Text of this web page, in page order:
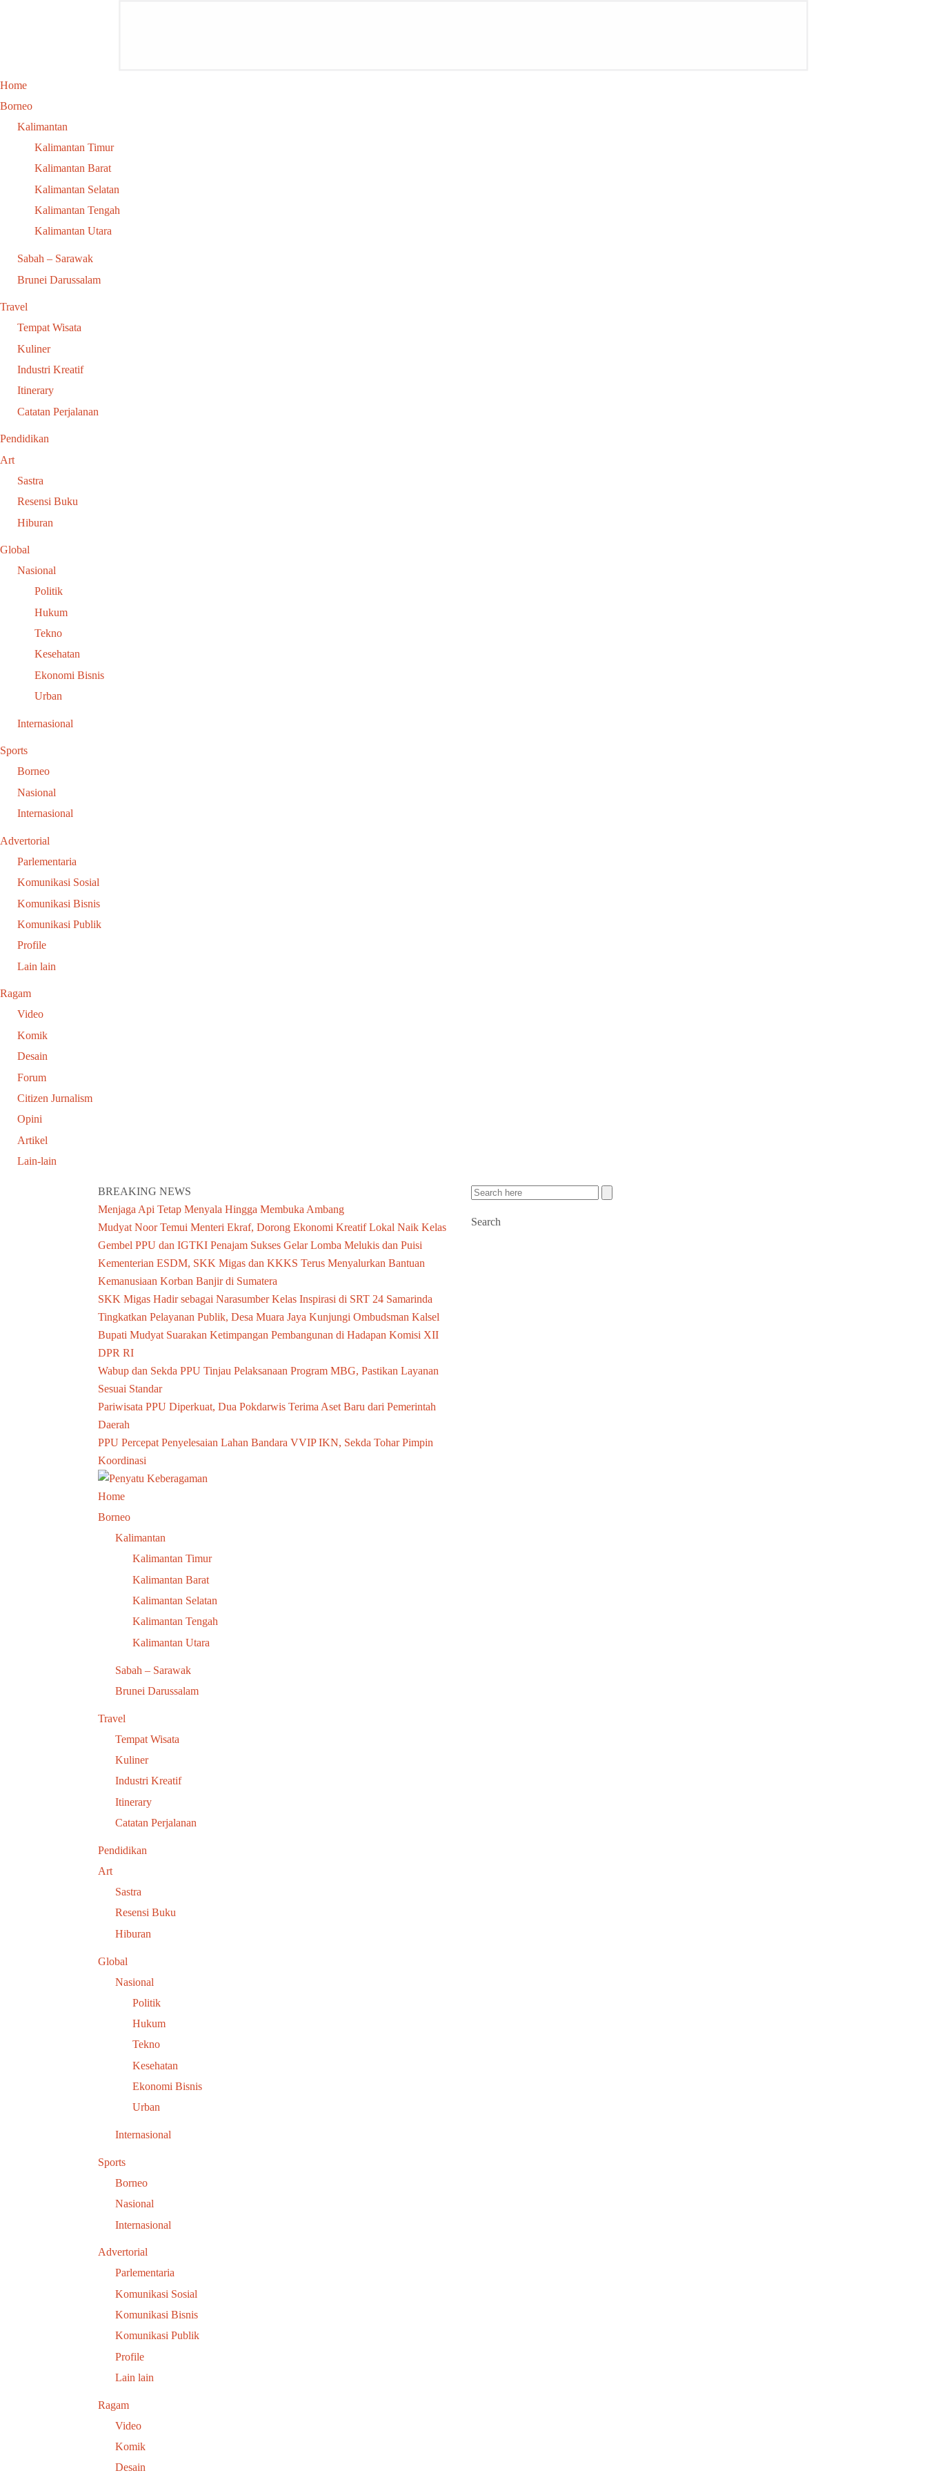
Home
Borneo
Kalimantan
Kalimantan Timur
Kalimantan Barat
Kalimantan Selatan
Kalimantan Tengah
Kalimantan Utara
Sabah – Sarawak
Brunei Darussalam
Travel
Tempat Wisata
Kuliner
Industri Kreatif
Itinerary
Catatan Perjalanan
Pendidikan
Art
Sastra
Resensi Buku
Hiburan
Global
Nasional
Politik
Hukum
Tekno
Kesehatan
Ekonomi Bisnis
Urban
Internasional
Sports
Borneo
Nasional
Internasional
Advertorial
Parlementaria
Komunikasi Sosial
Komunikasi Bisnis
Komunikasi Publik
Profile
Lain lain
Ragam
Video
Komik
Desain
Forum
Citizen Jurnalism
Opini
Artikel
Lain-lain
BREAKING NEWS
Menjaga Api Tetap Menyala Hingga Membuka Ambang
Mudyat Noor Temui Menteri Ekraf, Dorong Ekonomi Kreatif Lokal Naik Kelas
Gembel PPU dan IGTKI Penajam Sukses Gelar Lomba Melukis dan Puisi
Kementerian ESDM, SKK Migas dan KKKS Terus Menyalurkan Bantuan
Kemanusiaan Korban Banjir di Sumatera
SKK Migas Hadir sebagai Narasumber Kelas Inspirasi di SRT 24 Samarinda
Tingkatkan Pelayanan Publik, Desa Muara Jaya Kunjungi Ombudsman Kalsel
Bupati Mudyat Suarakan Ketimpangan Pembangunan di Hadapan Komisi XII
DPR RI
Wabup dan Sekda PPU Tinjau Pelaksanaan Program MBG, Pastikan Layanan
Sesuai Standar
Pariwisata PPU Diperkuat, Dua Pokdarwis Terima Aset Baru dari Pemerintah
Daerah
PPU Percepat Penyelesaian Lahan Bandara VVIP IKN, Sekda Tohar Pimpin
Koordinasi
Search
Home
Borneo
Kalimantan
Kalimantan Timur
Kalimantan Barat
Kalimantan Selatan
Kalimantan Tengah
Kalimantan Utara
Sabah – Sarawak
Brunei Darussalam
Travel
Tempat Wisata
Kuliner
Industri Kreatif
Itinerary
Catatan Perjalanan
Pendidikan
Art
Sastra
Resensi Buku
Hiburan
Global
Nasional
Politik
Hukum
Tekno
Kesehatan
Ekonomi Bisnis
Urban
Internasional
Sports
Borneo
Nasional
Internasional
Advertorial
Parlementaria
Komunikasi Sosial
Komunikasi Bisnis
Komunikasi Publik
Profile
Lain lain
Ragam
Video
Komik
Desain